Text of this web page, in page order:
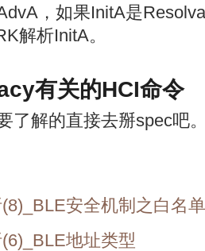
，如果InitA是
解析InitA。
有关的HCI命令
了解的直接去掰spec吧
安全机制之白名单
地址类型